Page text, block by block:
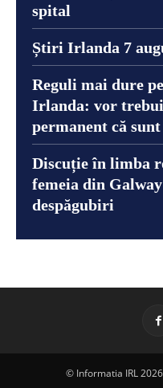
spital
Știri Irlanda 7
Reguli mai dure
Irlanda: vor trebui
permanent că
Discuție în limba
femeia din
despăgubiri
© Informatia IRL